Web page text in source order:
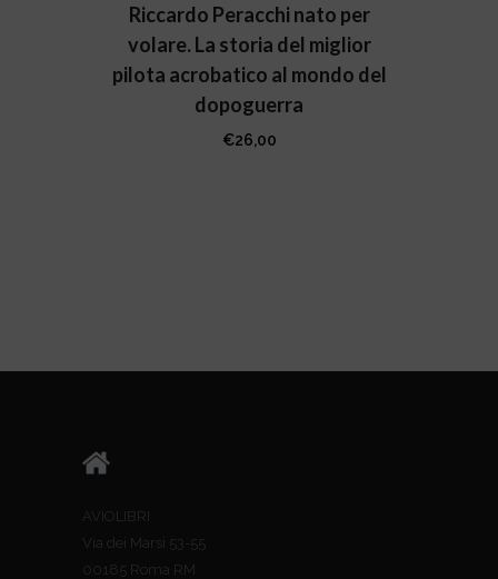
Riccardo Peracchi nato per
volare. La storia del miglior
pilota acrobatico al mondo del
dopoguerra
€26,00
AVIOLIBRI
Via dei Marsi 53-55
00185 Roma RM